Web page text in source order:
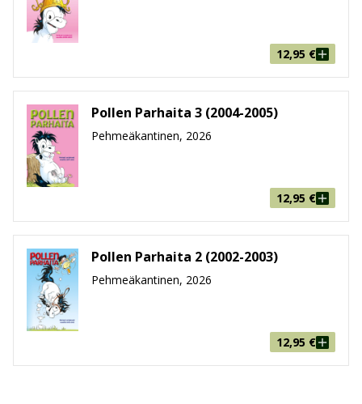
12,95 €
Pollen Parhaita 3 (2004-2005)
Pehmeäkantinen, 2026
12,95 €
Pollen Parhaita 2 (2002-2003)
Pehmeäkantinen, 2026
12,95 €